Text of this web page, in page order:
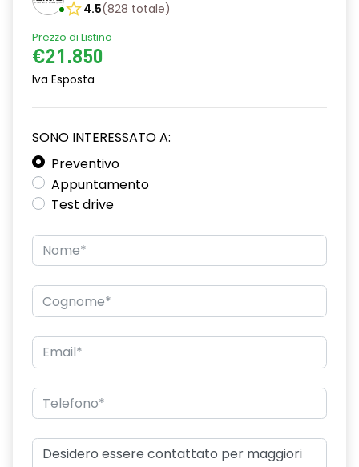
4.5(828 totale)
Prezzo di Listino
€21.850
Iva Esposta
SONO INTERESSATO A:
Preventivo
Appuntamento
Test drive